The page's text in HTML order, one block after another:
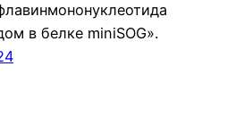
в белке miniSOG».